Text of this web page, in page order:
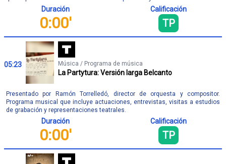
Duración
0:00'
Calificación
TP
05:23 Música / Programa de música
La Partytura: Versión larga Belcanto
Presentado por Ramón Torrelledó, director de orquesta y compositor.
Programa musical que incluye actuaciones, entrevistas, visitas a estudios
de grabación y representaciones teatrales.
Duración
0:00'
Calificación
TP